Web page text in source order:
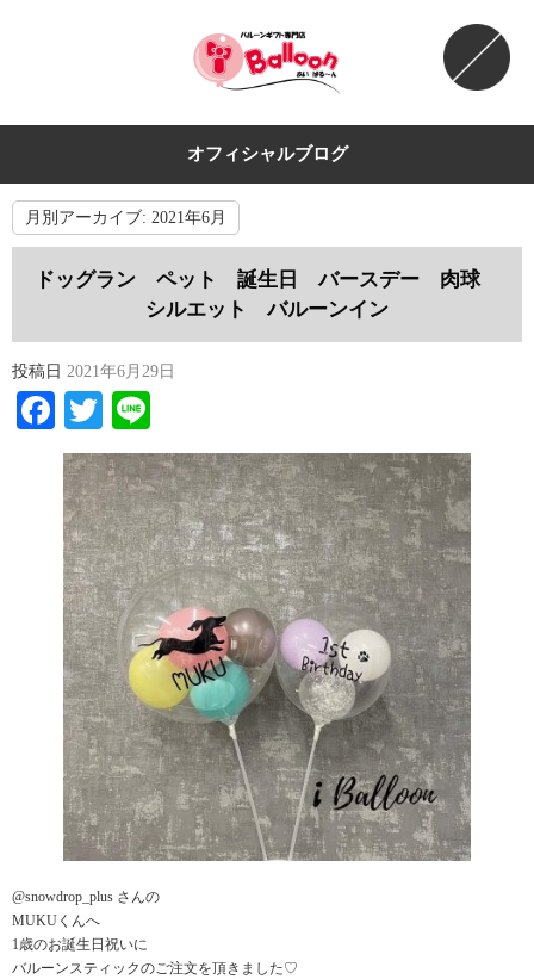
オフィシャルブログ
月別アーカイブ: 2021年6月
ドッグラン ペット 誕生日 バースデー 肉球
シルエット バルーンイン
投稿日 2021年6月29日
Facebook
Twitter
@snowdrop_plus さんの
MUKUくんへ
1歳のお誕生日祝いに
バルーンスティックのご注文を頂きました♡